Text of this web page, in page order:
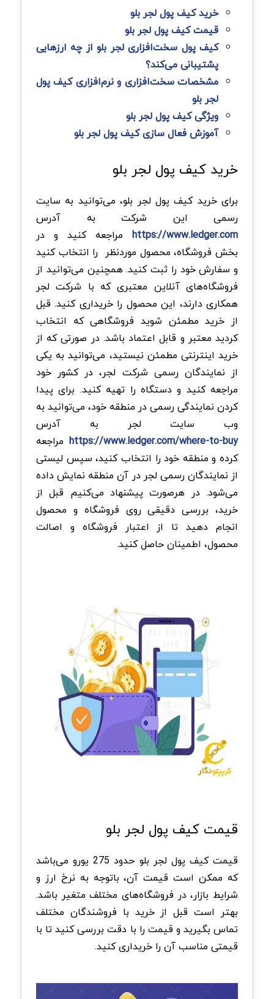
خرید کیف پول لجر بلو
قیمت کیف پول لجر بلو
کیف پول سخت‌افزاری لجر بلو از چه ارزهایی
پشتیبانی می‌کند؟
مشخصات سخت‌افزاری و نرم‌افزاری کیف پول
لجر بلو
ویژگی کیف پول لجر بلو
آموزش فعال سازی کیف پول لجر بلو
خرید کیف پول لجر بلو
برای خرید کیف پول لجر بلو، می‌توانید به سایت
رسمی این شرکت به آدرس
https://www.ledger.com مراجعه کنید و در
بخش فروشگاه، محصول موردنظر را انتخاب کنید
و سفارش خود را ثبت کنید. همچنین می‌توانید از
فروشگاه‌های آنلاین معتبری که با شرکت لجر
همکاری دارند، این محصول را خریداری کنید. قبل
از خرید مطمئن شوید فروشگاهی که انتخاب
کردید معتبر و قابل اعتماد باشد. در صورتی که از
خرید اینترنتی مطمئن نیستید، می‌توانید به یکی
از نمایندگان رسمی شرکت لجر، در کشور خود
مراجعه کنید و دستگاه را تهیه کنید. برای پیدا
کردن نمایندگی رسمی در منطقه خود، می‌توانید به
وب سایت لجر به آدرس
https://www.ledger.com/where-to-buy مراجعه
کرده و منطقه خود را انتخاب کنید، سپس لیستی
از نمایندگان رسمی لجر در آن منطقه نمایش داده
می‌شود‌. در هرصورت پیشنهاد می‌کنیم قبل از
خرید، بررسی دقیقی روی فروشگاه و محصول
انجام دهید تا از اعتبار فروشگاه و اصالت
محصول، اطمینان حاصل کنید.
قیمت کیف پول لجر بلو
قیمت کیف پول لجر بلو حدود 275 یورو می‌باشد
که ممکن است قیمت آن، باتوجه به نرخ ارز و
شرایط بازار، در فروشگاه‌های مختلف متغیر باشد.
بهتر است قبل از خرید با فروشندگان مختلف
تماس بگیرید و قیمت را با دقت بررسی کنید تا با
قیمتی مناسب آن‌ را خریداری کنید.